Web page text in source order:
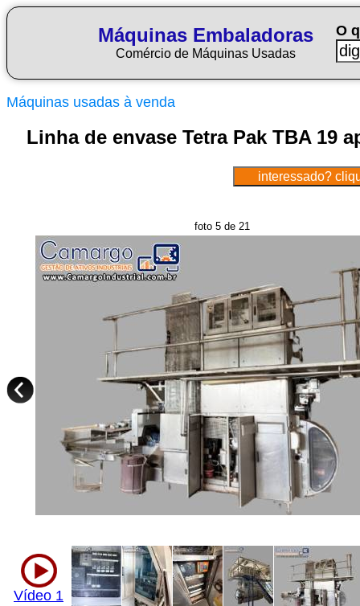
Máquinas Embaladoras
Comércio de Máquinas Usadas
O
Máquinas usadas à venda
Linha de envase Tetra Pak TBA 19
foto 5 de 21
Vídeo 1